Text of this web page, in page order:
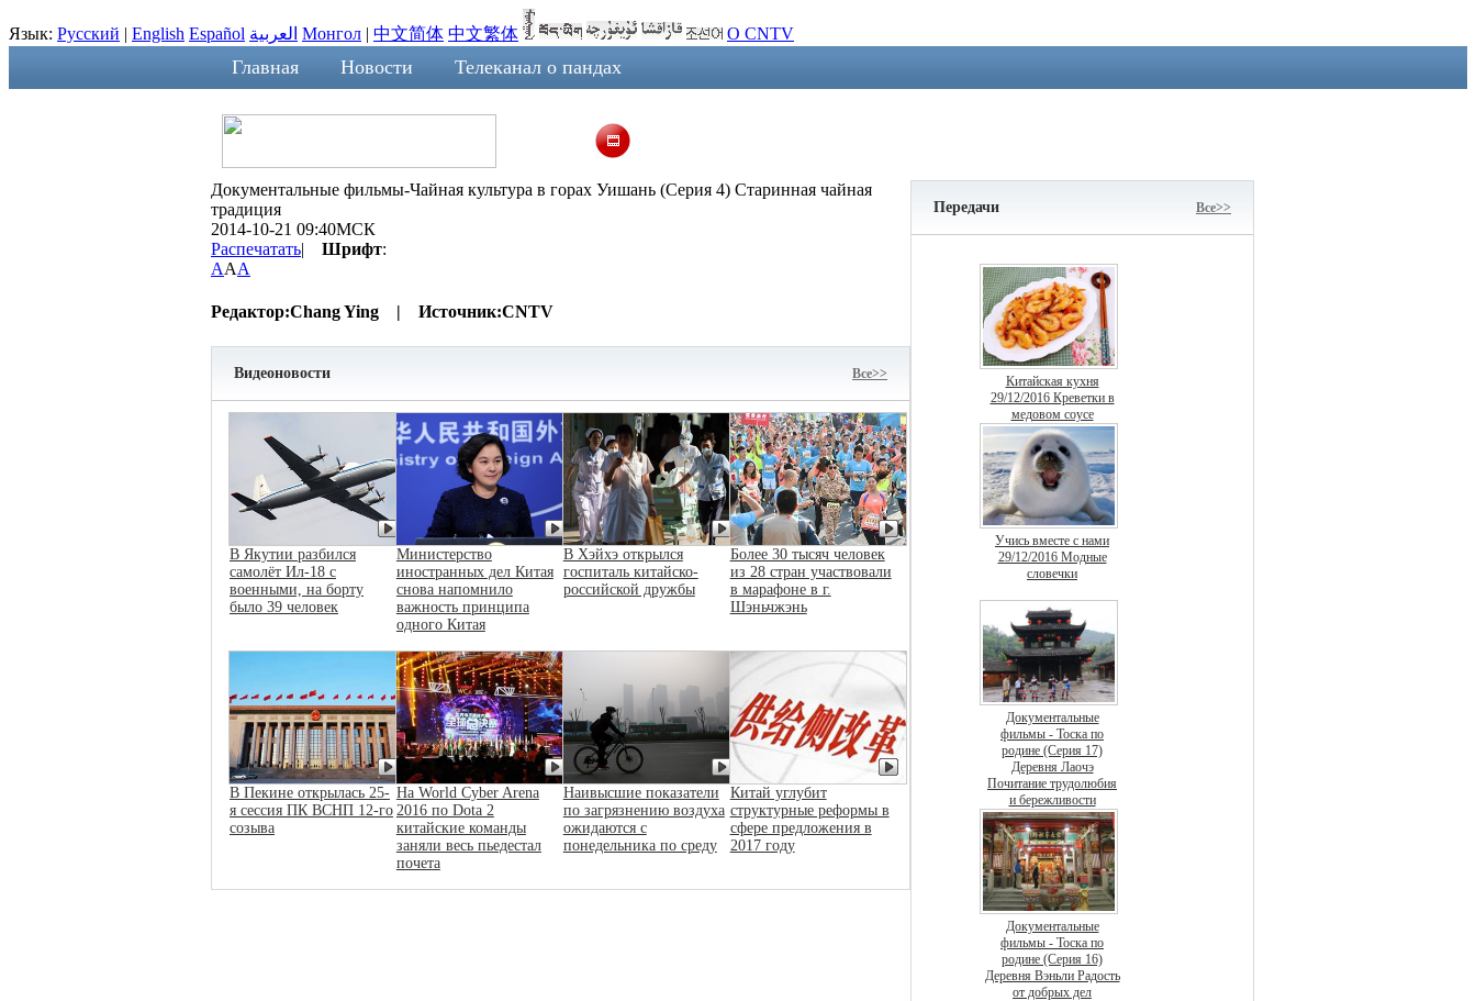
Язык: Русский | English Español العربية Монгол | 中文简体 中文繁体 О CNTV
Главная Новости Телеканал о пандах
Документальные фильмы-Чайная культура в горах Уишань (Серия 4) Старинная чайная
традиция
2014-10-21 09:40МСК
Распечатать| Шрифт:
AAA
Редактор:Chang Ying | Источник:CNTV
Видеоновости Bce>>
В Якутии разбился
самолёт Ил-18 с
военными, на борту
было 39 человек
Министерство
иностранных дел Китая
снова напомнило
важность принципа
одного Китая
В Хэйхэ открылся
госпиталь китайско-
российской дружбы
Более 30 тысяч человек
из 28 стран участвовали
в марафоне в г.
Шэньчжэнь
В Пекине открылась 25-
я сессия ПК ВСНП 12-го
созыва
На World Cyber Arena
2016 по Dota 2
китайские команды
заняли весь пьедестал
почета
Наивысшие показатели
по загрязнению воздуха
ожидаются с
понедельника по среду
Китай углубит
структурные реформы в
сфере предложения в
2017 году
Передачи Все>>
Китайская кухня
29/12/2016 Креветки в
медовом соусе
Учись вместе с нами
29/12/2016 Модные
словечки
Документальные
фильмы - Тоска по
родине (Серия 17)
Деревня Лаочэ
Почитание трудолюбия
и бережливости
Документальные
фильмы - Тоска по
родине (Серия 16)
Деревня Вэньли Радость
от добрых дел